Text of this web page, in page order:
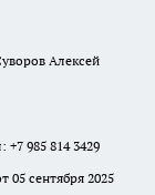
Алексей
985 814 3429
05 сентября 2025